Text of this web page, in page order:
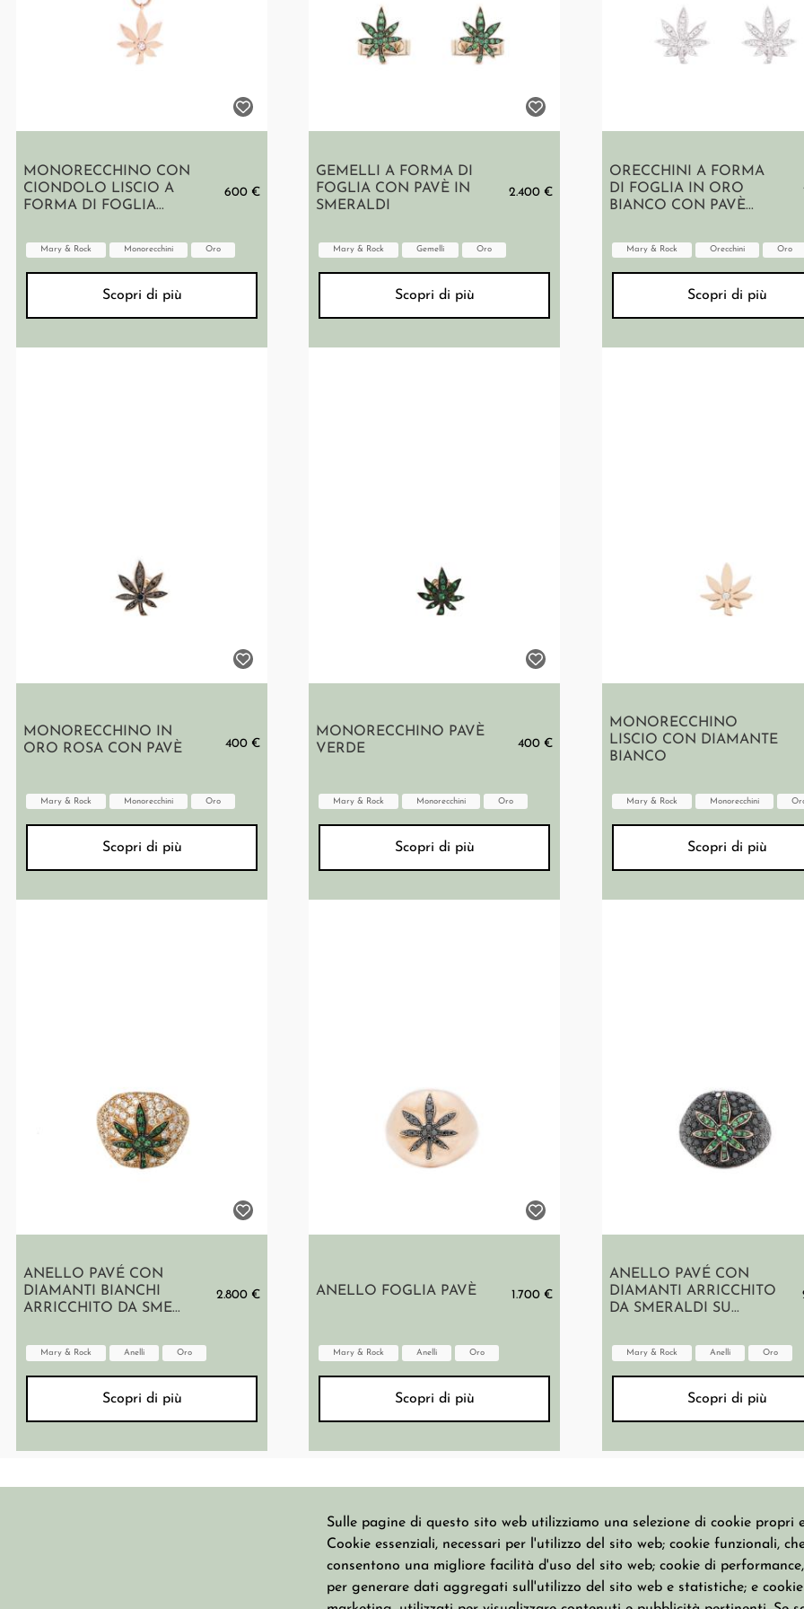
MONORECCHINO CON
CIONDOLO LISCIO A
FORMA DI FOGLIA...
600 €
Mary & Rock Monorecchini Oro
Scopri di più
GEMELLI A FORMA DI
FOGLIA CON PAVÈ IN
SMERALDI
2.400 €
Mary & Rock Gemelli Oro
Scopri di più
ORECCHINI A FORMA
DI FOGLIA IN ORO
BIANCO CON PAVÈ...
Mary & Rock Orecchini Oro
Scopri di più
MONORECCHINO IN
ORO ROSA CON PAVÈ
400 €
Mary & Rock Monorecchini Oro
Scopri di più
MONORECCHINO PAVÈ
VERDE
400 €
Mary & Rock Monorecchini Oro
Scopri di più
MONORECCHINO
LISCIO CON DIAMANTE
BIANCO
Mary & Rock Monorecchini
Scopri di più
ANELLO PAVÉ CON
DIAMANTI BIANCHI
ARRICCHITO DA SME...
2.800 €
Mary & Rock Anelli Oro
Scopri di più
ANELLO FOGLIA PAVÈ 1.700 €
Mary & Rock Anelli Oro
Scopri di più
ANELLO PAVÉ CON
DIAMANTI ARRICCHITO
DA SMERALDI SU...
Mary & Rock Anelli Oro
Scopri di più
Sulle pagine di questo sito web utilizziamo una selezione di cookie propri
Cookie essenziali, necessari per l'utilizzo del sito web; cookie funzionali,
consentono una migliore facilità d'uso del sito web; cookie di
per generare dati aggregati sull'utilizzo del sito web e statistiche; e
CHI SIAMO
Su Misura
CATALOGO
Anelli
COLLEZIONI
Basic Jewels